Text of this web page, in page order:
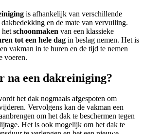
is afhankelijk van verschillende
en de mate van vervuiling.
het schoonmaken van een klassieke
tot een hele dag in beslag nemen. Het is
vakman in te huren en de tijd te nemen
voeren.
na een dakreiniging?
het dak nogmaals afgespoten om
Vervolgens kan de vakman een
om het dak te beschermen tegen
Het is ook mogelijk om het dak te